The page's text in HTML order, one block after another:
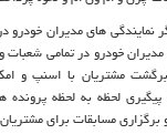
777 با دیگر نمایندگی های
خودرو در تمامی شعبات
مشتریان با اسنپ و
لحظه به لحظه پرونده
برگزاری مسابقات برای